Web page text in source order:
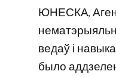
ЮНЕСКА,
ведаў і
было